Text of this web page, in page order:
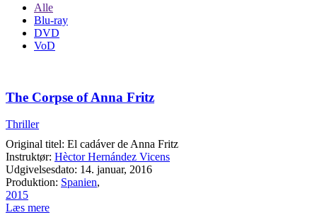
Alle
Blu-ray
DVD
VoD
The Corpse of Anna Fritz
Thriller
Original titel: El cadáver de Anna Fritz
Instruktør: Hèctor Hernández Vicens
Udgivelsesdato: 14. januar, 2016
Produktion: Spanien,
2015
Læs mere